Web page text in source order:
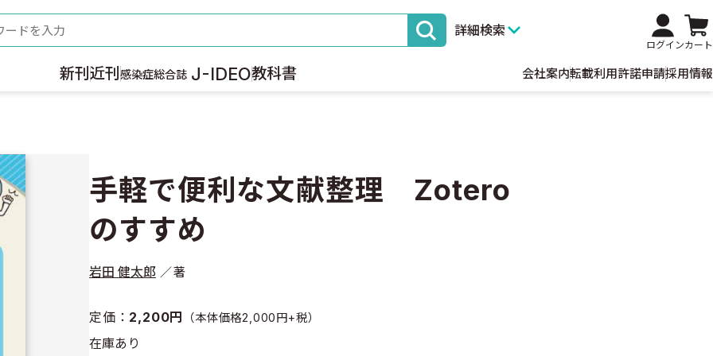
詳細検索
ログインカート
新刊 近刊 感染症総合誌 J-IDEO教科書 会社案内転載利用許諾申請採用情報
手軽で便利な文献整理 Zotero
のすすめ
岩田 健太郎 著
定価： 2,200円 （本体価格2,000円+税）
在庫あり